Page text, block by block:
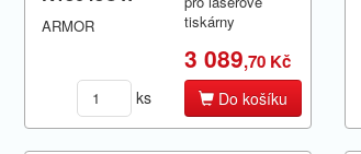
ARMOR
tiskárny
3 089,70 Kč
ks Do košíku